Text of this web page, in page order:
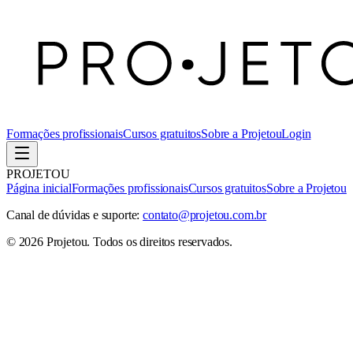
Formações profissionaisCursos gratuitosSobre a ProjetouLogin
PROJETOU
Página inicialFormações profissionaisCursos gratuitosSobre a Projetou
Canal de dúvidas e suporte: contato@projetou.com.br
© 2026 Projetou. Todos os direitos reservados.